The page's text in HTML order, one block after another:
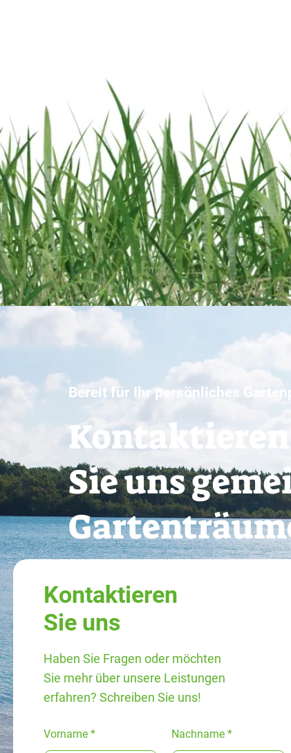
Bereit für Ihr persönliches
Kontaktieren
Sie uns
Kontaktieren
Sie uns
Haben Sie Fragen oder möchten
Sie mehr über unsere Leistungen
erfahren? Schreiben Sie uns!
Vorname Nachname